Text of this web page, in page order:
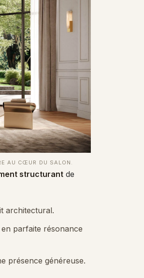
AU CŒUR DU SALON.
structurant de
architectural.
parfaite résonance
présence généreuse.